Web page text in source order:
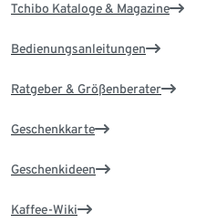
Tchibo Kataloge & Magazine
Bedienungsanleitungen
Ratgeber & Größenberater
Geschenkkarte
Geschenkideen
Kaffee-Wiki